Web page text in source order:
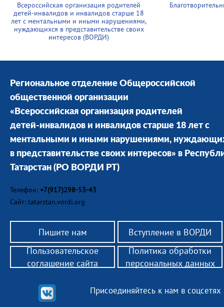
Всероссийская организация родителей
детей-инвалидов и инвалидов старше 18
лет с ментальными и иными нарушениями,
нуждающихся в представительстве своих
интересов (ВОРДИ)
Региональное отделение Общероссийской
общественной организации
«Всероссийская организация родителей
детей-инвалидов и инвалидов старше 18 лет с
ментальными и иными нарушениями,
в представительстве своих интересов» в
Татарстан (РО ВОРДИ РТ)
Телефон: +7(917)298-53-43
Сайт: tatarstan.vordi.org
Пишите нам Вступление в ВОРДИ
Присоединяйтесь к нам в соцсетях
Пользовательское
соглашение сайта
Политика обработки
персональных данных